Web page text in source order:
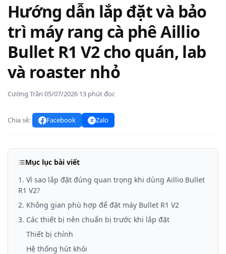
Hướng dẫn lắp đặt và bảo
trì máy rang cà phê Aillio
Bullet R1 V2 cho quán, lab
và roaster nhỏ
Cường Trần·05/07/2026·13 phút đọc
Chia sẻ: Facebook Zalo
Mục lục bài viết
1. Vì sao lắp đặt đúng quan trọng khi dùng Aillio Bullet
R1 V2?
2. Không gian phù hợp để đặt máy Bullet R1 V2
3. Các thiết bị nên chuẩn bị trước khi lắp đặt
Thiết bị chính
Hệ thống hút khói